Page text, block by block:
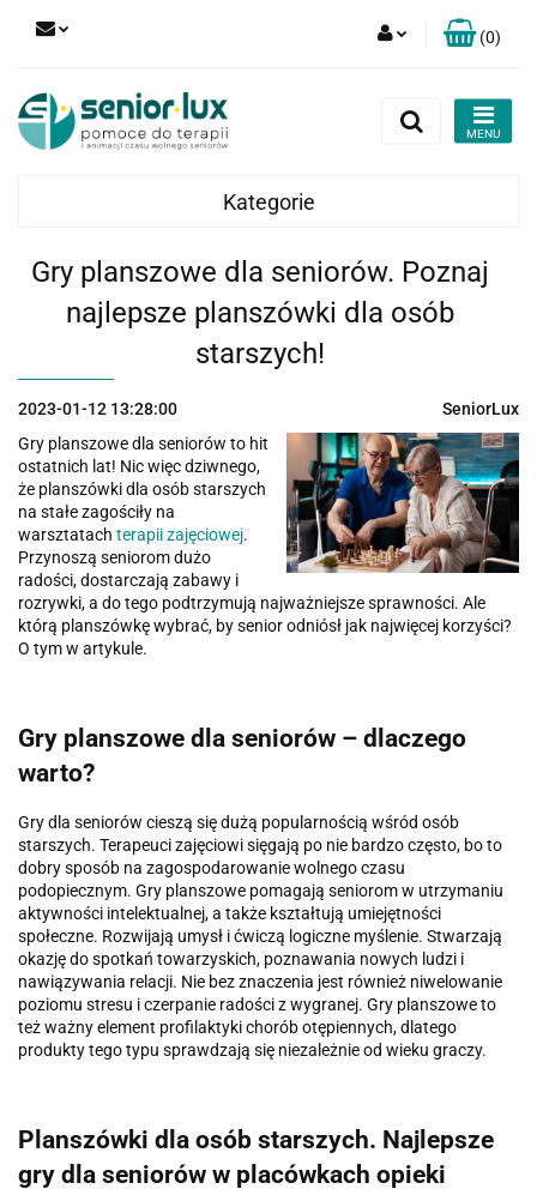
Zarejestruj się
Zgody cookies
(0)
Kategorie
Gry planszowe dla seniorów. Poznaj
najlepsze planszówki dla osób
starszych!
2023-01-12 13:28:00
SeniorLux
Gry planszowe dla seniorów to hit
ostatnich lat! Nic więc dziwnego,
że planszówki dla osób starszych
na stałe zagościły na
warsztatach terapii zajęciowej.
Przynoszą seniorom dużo
radości, dostarczają zabawy i
rozrywki, a do tego podtrzymują najważniejsze sprawności. Ale
którą planszówkę wybrać, by senior odniósł jak najwięcej korzyści?
O tym w artykule.
Gry planszowe dla seniorów – dlaczego
warto?
Gry dla seniorów cieszą się dużą popularnością wśród osób
starszych. Terapeuci zajęciowi sięgają po nie bardzo często, bo to
dobry sposób na zagospodarowanie wolnego czasu
podopiecznym. Gry planszowe pomagają seniorom w utrzymaniu
aktywności intelektualnej, a także kształtują umiejętności
społeczne. Rozwijają umysł i ćwiczą logiczne myślenie. Stwarzają
okazję do spotkań towarzyskich, poznawania nowych ludzi i
nawiązywania relacji. Nie bez znaczenia jest również niwelowanie
poziomu stresu i czerpanie radości z wygranej. Gry planszowe to
też ważny element profilaktyki chorób otępiennych, dlatego
produkty tego typu sprawdzają się niezależnie od wieku graczy.
Planszówki dla osób starszych. Najlepsze
gry dla seniorów w placówkach opieki